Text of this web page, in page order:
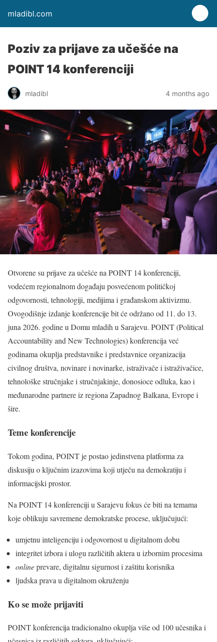
mladibl.com
Poziv za prijave za učešće na
POINT 14 konferenciji
mladibl 4 months ago
Otvorene su prijave za učešće na POINT 14 konferenciji,
vodećem regionalnom događaju posvećenom političkoj
odgovornosti, tehnologiji, medijima i građanskom aktivizmu.
Ovogodišnje izdanje konferencije bit će održano od 11. do 13.
juna 2026. godine u Domu mladih u Sarajevu. POINT (Political
Accountability and New Technologies) konferencija već
godinama okuplja predstavnike i predstavnice organizacija
civilnog društva, novinare i novinarke, istraživače i istraživačice,
tehnološke stručnjake i stručnjakinje, donosioce odluka, kao i
međunarodne partnere iz regiona Zapadnog Balkana, Evrope i
šire.
Teme konferencije
Tokom godina, POINT je postao jedinstvena platforma za
diskusiju o ključnim izazovima koji utječu na demokratiju i
informacijski prostor.
Na POINT 14 konferenciji u Sarajevu fokus će biti na temama
koje oblikuju savremene demokratske procese, uključujući:
umjetnu inteligenciju i odgovornost u digitalnom dobu
integritet izbora i ulogu različitih aktera u izbornim procesima
onlineprevare, digitalnu sigurnost i zaštitu korisnika
ljudska prava u digitalnom okruženju
Ko se može prijaviti
POINT konferencija tradicionalno okuplja više od 100 učesnika i